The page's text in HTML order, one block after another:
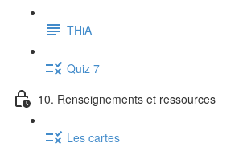
THiA
Quiz 7
10. Renseignements et ressources
Les cartes